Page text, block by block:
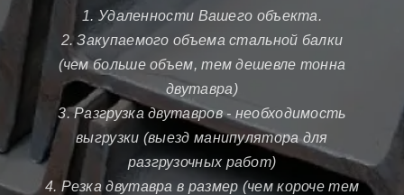
1. Удаленности Вашего объекта.
2. Закупаемого объема стальной балки
(чем больше объем, тем дешевле тонна
двутавра)
3. Разгрузка двутавров - необходимость
выгрузки (выезд манипулятора для
разгрузочных работ)
4. Резка двутавра в размер (чем короче тем